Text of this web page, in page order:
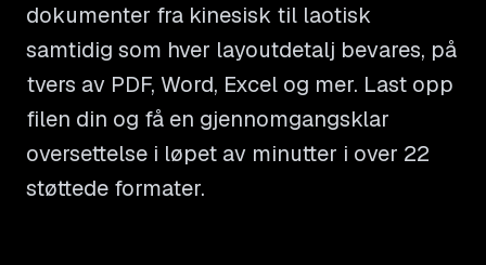
dokumenter fra kinesisk til laotisk
samtidig som hver layoutdetalj bevares, på
tvers av PDF, Word, Excel og mer. Last opp
filen din og få en gjennomgangsklar
oversettelse i løpet av minutter i over 22
støttede formater.